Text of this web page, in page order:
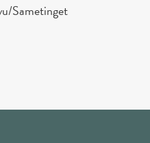
Sametinget